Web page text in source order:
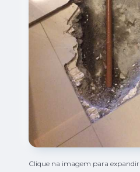
Clique na imagem para expandir